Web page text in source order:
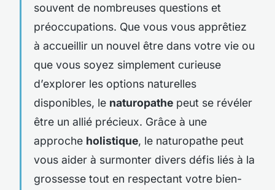
souvent de nombreuses questions et
préoccupations. Que vous vous apprêtiez
à accueillir un nouvel être dans votre vie ou
que vous soyez simplement curieuse
d’explorer les options naturelles
disponibles, le naturopathe peut se révéler
être un allié précieux. Grâce à une
approche holistique, le naturopathe peut
vous aider à surmonter divers défis liés à la
grossesse tout en respectant votre bien-